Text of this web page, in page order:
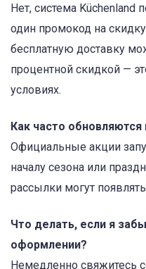
Нет, система Küchenland
один промокод на
бесплатную доставку
процентной скидкой —
условиях.
Как часто
Официальные акции
началу сезона или
рассылки могут
Что делать, если я
оформлении?
Немедленно свяжитесь